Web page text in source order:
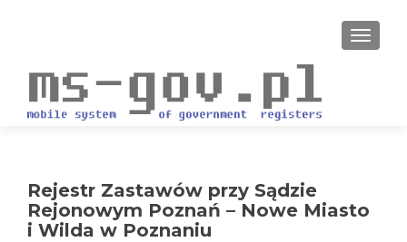
Rejestr Zastawów przy Sądzie
Rejonowym Poznań – Nowe Miasto
i Wilda w Poznaniu